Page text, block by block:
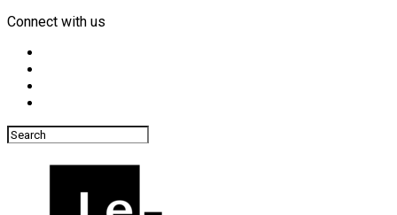
Connect with us